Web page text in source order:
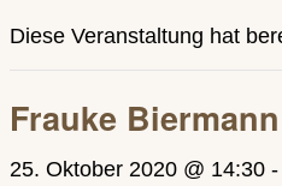
Diese Veranstaltung hat
Frauke
25. Oktober 2020 @ 14:30 -